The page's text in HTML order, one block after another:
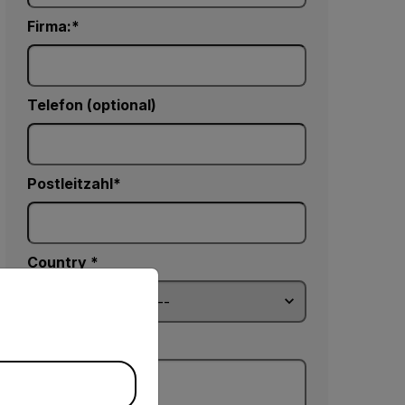
Firma:
Telefon (optional)
Postleitzahl*
Country *
version of our website.